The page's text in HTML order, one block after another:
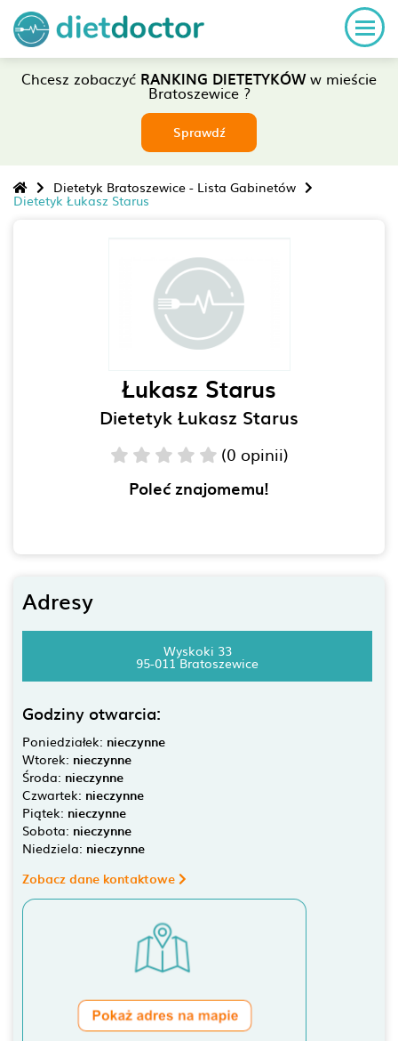
Chcesz zobaczyć RANKING DIETETYKÓWw mieście
Bratoszewice ?
Sprawdź
Dietetyk Bratoszewice - Lista Gabinetów
Dietetyk Łukasz Starus
Łukasz Starus
Dietetyk Łukasz Starus
(0 opinii)
Poleć znajomemu!
Adresy
Wyskoki 33
95-011 Bratoszewice
Godziny otwarcia:
Poniedziałek: nieczynne
Wtorek: nieczynne
Środa: nieczynne
Czwartek: nieczynne
Piątek: nieczynne
Sobota: nieczynne
Niedziela: nieczynne
Zobacz dane kontaktowe